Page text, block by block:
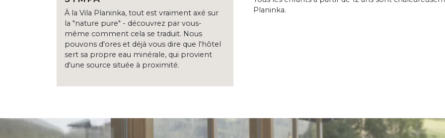
À la Vila Planinka, tout est vraiment axé sur
la "nature pure" - découvrez par vous-
même comment cela se traduit. Nous
pouvons d'ores et déjà vous dire que l'hôtel
sert sa propre eau minérale, qui provient
d'une source située à proximité.
Planinka.